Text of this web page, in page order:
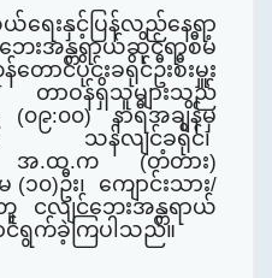
းနှင့်ပြန်လည်နေရာ
ဘေးအန္တရာယ်ဆိုင်ရာစီမံ
ောင်ပိုင်းခရိုင်ဦးစီးမှူး
ဝန်ရှိသူများသည်
(၀၉:၀၀)နာရီအချိန်မှ
အထိ သန်လျင်ခရိုင်၊
၊ အ.ထ.က (တံတား)
၁၀)ဦး၊ ကျောင်းသား/
လျင်ဘေးအန္တရာယ်
င်ရွက်ခဲ့ကြပါသည်။